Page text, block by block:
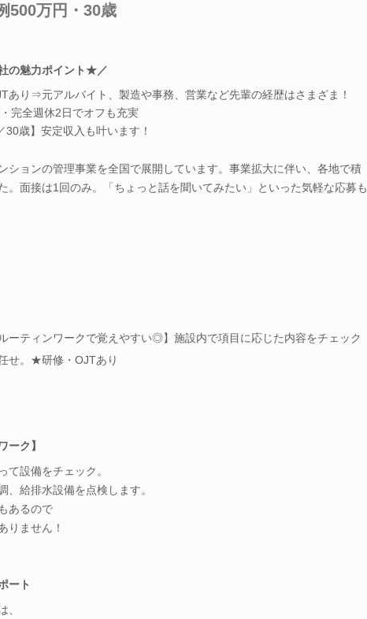
500万円・30歳
の魅力ポイント★／
あり⇒元アルバイト、製造や事務、営業など先輩の経歴はさまざま！
完全週休2日でオフも充実
30歳】安定収入も叶います！
ションの管理事業を全国で展開しています。事業拡大に伴い、各地で積
。面接は1回のみ。「ちょっと話を聞いてみたい」といった気軽な応募も
ーティンワークで覚えやすい◎】施設内で項目に応じた内容をチェック
せ。★研修・OJTあり
ーク】
て設備をチェック。
、給排水設備を点検します。
あるので
りません！
ート
、